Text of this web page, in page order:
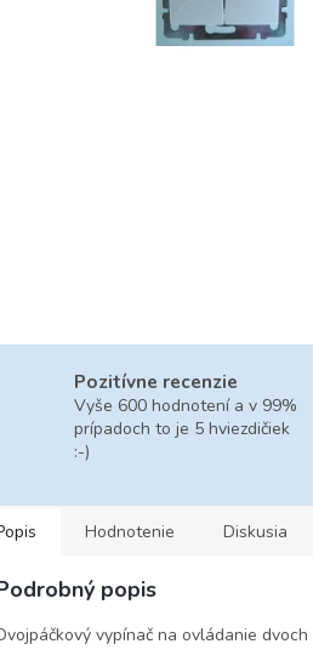
Pozitívne recenzie
Vyše 600 hodnotení a v 99%
prípadoch to je 5 hviezdičiek
:-)
Hodnotenie Diskusia
popis
vypínač na ovládanie